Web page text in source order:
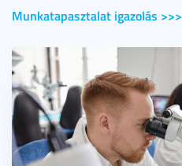
Munkatapasztalat igazolás >>>